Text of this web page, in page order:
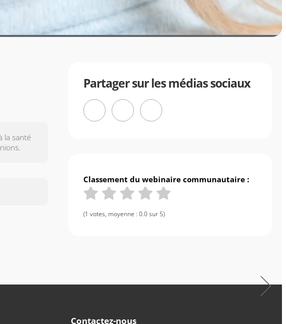
la santé
Partager sur les médias sociaux
Classement du webinaire communautaire :
(1 votes, moyenne : 0.0 sur 5)
Contactez-nous